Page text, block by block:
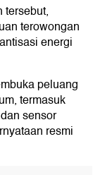
tersebut,
terowongan
energi
peluang
termasuk
sensor
resmi